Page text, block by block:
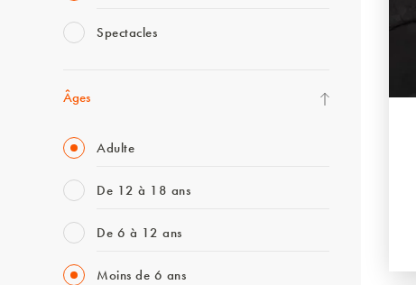
Spectacles
Âges
Adulte
De 12 à 18 ans
De 6 à 12 ans
Moins de 6 ans